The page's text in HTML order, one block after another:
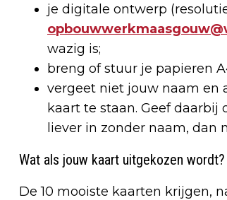
je digitale ontwerp
wazig is;
breng of stuur je papieren
vergeet niet jouw naam en
kaart te staan. Geef
liever in zonder naam, dan
Wat als jouw kaart uitgekozen wordt?
De 10 mooiste kaarten krijgen,